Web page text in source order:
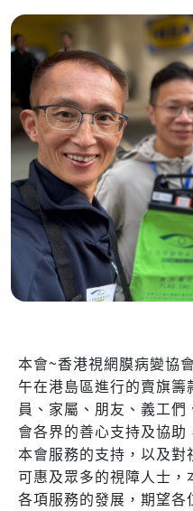
本會~香港視網膜病變協
午在港島區進行的賣旗
員、家屬、朋友、義工
會各界的善心支持及協
本會服務的支持，以及
可惠及眾多的視障人士
各項服務的發展，期望各